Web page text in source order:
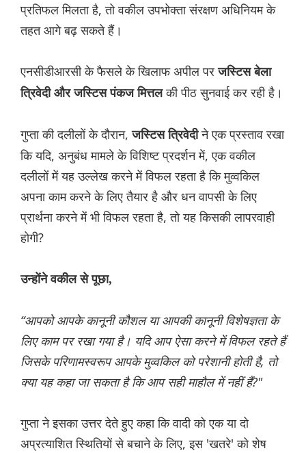
प्रतिफल मिलता है, तो वकील उपभोक्ता संरक्षण अधिनियम के
तहत आगे बढ़ सकते हैं।
एनसीडीआरसी के फैसले के खिलाफ अपील परजस्टिस बेला
त्रिवेदी और जस्टिस पंकज मित्तलकी पीठ सुनवाई कर रही है।
गुप्ता की दलीलों के दौरान,जस्टिस त्रिवेदीने एक प्रस्ताव रखा
कि यदि, अनुबंध मामले के विशिष्ट प्रदर्शन में, एक वकील
दलीलों में यह उल्लेख करने में विफल रहता है कि मुव्वकिल
अपना काम करने के लिए तैयार है और धन वापसी के लिए
प्रार्थना करने में भी विफल रहता है, तो यह किसकी लापरवाही
होगी?
उन्होंने वकील से पूछा,
“आपको आपके कानूनी कौशल या आपकी कानूनी विशेषज्ञता के
लिए काम पर रखा गया है। यदि आप ऐसा करने में विफल रहते हैं
जिसके परिणामस्वरूप आपके मुव्वकिल को परेशानी होती है, तो
क्या यह कहा जा सकता है कि आप सही माहौल में नहीं हैं?"
गुप्ता ने इसका उत्तर देते हुए कहा कि वादी को एक या दो
अप्रत्याशित स्थितियों से बचाने के लिए, इस 'खतरे' को शेष